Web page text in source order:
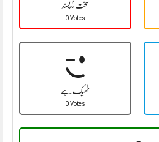
سخت نا پسند
0 Votes
ٹھیک ہے
0 Votes